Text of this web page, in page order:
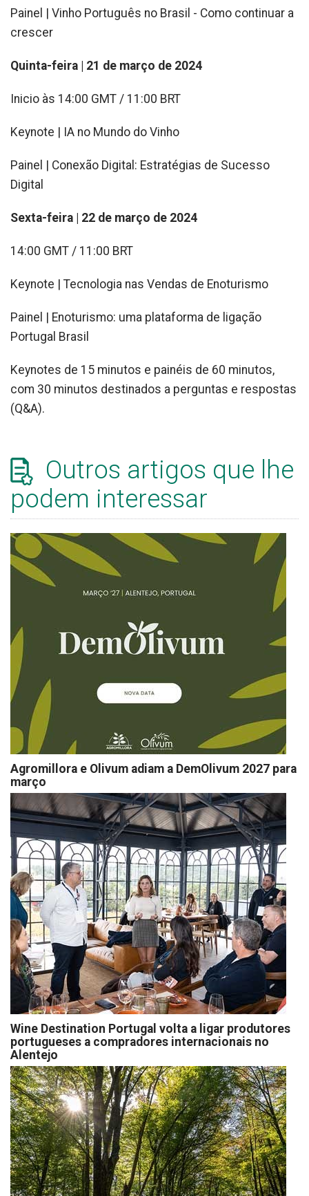
Painel | Vinho Português no Brasil - Como continuar a
crescer
Quinta-feira | 21 de março de 2024
Inicio às 14:00 GMT / 11:00 BRT
Keynote | IA no Mundo do Vinho
Painel | Conexão Digital: Estratégias de Sucesso
Digital
Sexta-feira | 22 de março de 2024
14:00 GMT / 11:00 BRT
Keynote | Tecnologia nas Vendas de Enoturismo
Painel | Enoturismo: uma plataforma de ligação
Portugal Brasil
Keynotes de 15 minutos e painéis de 60 minutos,
com 30 minutos destinados a perguntas e respostas
(Q&A).
Outros artigos que lhe
podem interessar
Agromillora e Olivum adiam a DemOlivum 2027 para
março
Wine Destination Portugal volta a ligar produtores
portugueses a compradores internacionais no
Alentejo